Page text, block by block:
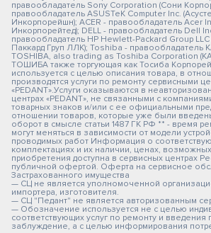
правообладатель Sony Corporation (Сони
правообладатель ASUSTeK Computer Inc.
Инкорпорейшн); ACER - правообладатель Acer
Инкорпорейтед); DELL - правообладатель Dell
правообладатель HP Hewlett-Packard Group
Паккард Груп ЛЛК); Toshiba - правообладатель
TOSHIBA, also trading as Toshiba Corporation
ТОШИБА также торгующая как Тосиба
используется с целью описания товара, в
производятся услуги по ремонту сервисными
«PEDANT».Услуги оказываются в
центрах «PEDANT», не связанными с
товарных знаков и/или с ее официальными
отношении товаров, которые уже были
оборот в смысле статьи 1487 ГК РФ ** - время
могут меняться в зависимости от модели
проводимых работ Информация о
комплектациях и их наличии, ценах,
приобретения доступна в сервисных центрах
публичной офертой. Оферта на сервисное
Застрахованного имущества
— СЦ не является уполномоченной
импортера, изготовителя.
— СЦ "Педант" не является авторизованным
— Обозначение используется не с целью
соответствующих услуг по ремонту и введения
заблуждение, а с целью информирования